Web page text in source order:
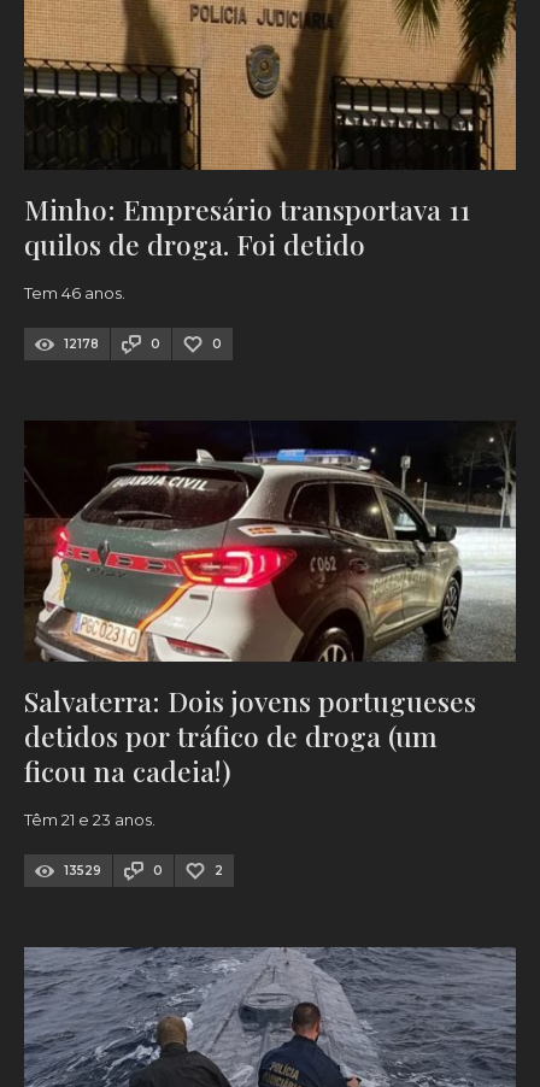
Minho: Empresário transportava 11
quilos de droga. Foi detido
Tem 46 anos.
12178 0 0
Salvaterra: Dois jovens portugueses
detidos por tráfico de droga (um
ficou na cadeia!)
Têm 21 e 23 anos.
13529 0 2